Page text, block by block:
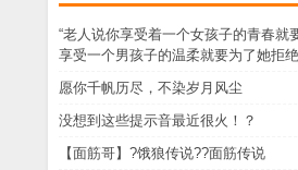
“老人说你享受着一个女孩子的青春就
享受一个男孩子的温柔就要为了她拒
愿你千帆历尽，不染岁月风尘
没想到这些提示音最近很火！？
【面筋哥】?饿狼传说??面筋传说